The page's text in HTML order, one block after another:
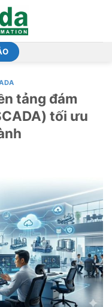
tảng đám
tối ưu